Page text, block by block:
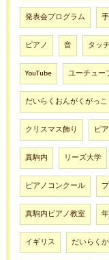
発表会プログラム
ピアノ 音 タッチ
YouTube ユーチュー
だいらくおんがくがっこ
クリスマス飾り ピ
真駒内 リーズ大学
ピアノコンクール
真駒内ピアノ教室
イギリス だいらく